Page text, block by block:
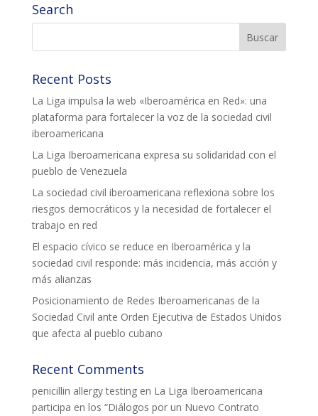
Search
Recent Posts
La Liga impulsa la web «Iberoamérica en Red»: una
plataforma para fortalecer la voz de la sociedad civil
iberoamericana
La Liga Iberoamericana expresa su solidaridad con el
pueblo de Venezuela
La sociedad civil iberoamericana reflexiona sobre los
riesgos democráticos y la necesidad de fortalecer el
trabajo en red
El espacio cívico se reduce en Iberoamérica y la
sociedad civil responde: más incidencia, más acción y
más alianzas
Posicionamiento de Redes Iberoamericanas de la
Sociedad Civil ante Orden Ejecutiva de Estados Unidos
que afecta al pueblo cubano
Recent Comments
penicillin allergy testingen La Liga Iberoamericana
participa en los “Diálogos por un Nuevo Contrato